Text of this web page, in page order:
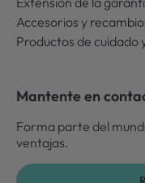
Accesorios y
Productos de
Mantente en
Forma parte del
ventajas.